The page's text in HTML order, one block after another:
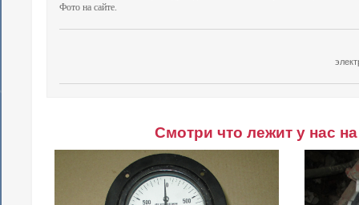
Фото на сайте.
Смотри что лежит у нас